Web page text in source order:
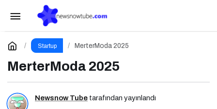
Startup MerterModa 2025
MerterModa 2025
Newsnow Tube tarafından yayınlandı
Sponsorluk Yönetimi Nedir? Niye Önemlidir?
Nasıl Yapılır?
Yorum Yap